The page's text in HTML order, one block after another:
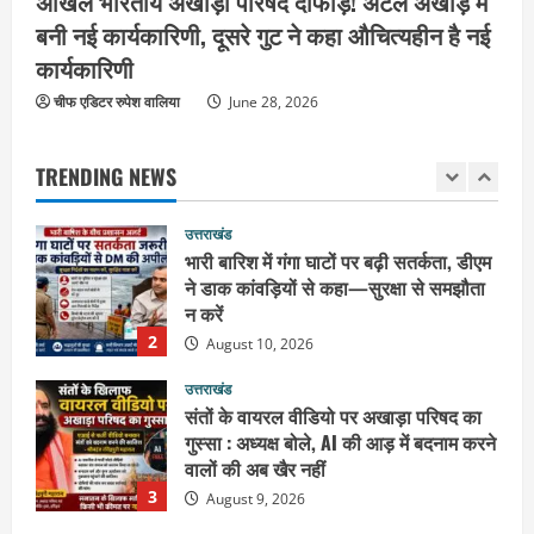
बनी नई कार्यकारिणी, दूसरे गुट ने कहा औचित्यहीन है नई
कार्यकारिणी
चीफ एडिटर रुपेश वालिया June 28, 2026
TRENDING NEWS
1 August 10, 2026
2
भारी बारिश में गंगा घाटों पर बढ़ी सतर्कता, डीएम
3
उत्तराखंड
संतों के वायरल वीडियो पर अखाड़ा परिषद का
गुस्सा : अध्यक्ष बोले, AI की आड़ में बदनाम करने
वालों की अब खैर नहीं
August 9, 2026
4
उत्तराखंड
गंगाजल लेकर इटावा निकलीं सुमन देवी,
अखिलेश यादव को CM बनाने का लिया संकल्प :
हरकी पैड़ी से जल लेकर पहुंचेंगी इटावा,
केदारेश्वर मंदिर में करेंगी जलाभिषेक